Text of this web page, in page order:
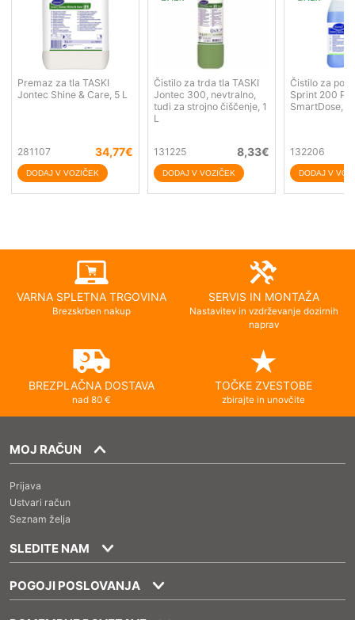
Premaz za tla TASKI
Jontec Shine & Care, 5 L
281107 34,77€
Čistilo za trda tla TASKI
Jontec 300, nevtralno,
tudi za strojno čiščenje, 1
L
131225 8,33€
Čistilo za
Sprint 200
SmartDose,
132206
VARNA SPLETNA TRGOVINA
Brezskrben nakup
SERVIS IN MONTAŽA
Nastavitev in vzdrževanje dozirnih
naprav
BREZPLAČNA DOSTAVA
nad 80 €
TOČKE ZVESTOBE
zbirajte in unovčite
MOJ RAČUN
Prijava
Ustvari račun
Seznam želja
SLEDITE NAM
POGOJI POSLOVANJA